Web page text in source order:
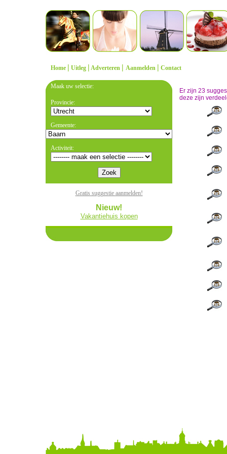
Home | Uitleg | Adverteren | Aanmelden | Contact
Maak uw selectie:
Provincie:
Gemeente:
Activiteit:
Gratis suggestie aanmelden!
Nieuw!
Vakantiehuis kopen
Er zijn 23
deze zijn